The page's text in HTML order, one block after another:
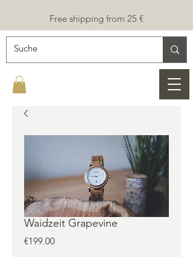
Free shipping from 25 €
Waidzeit Grapevine
€199.00Price